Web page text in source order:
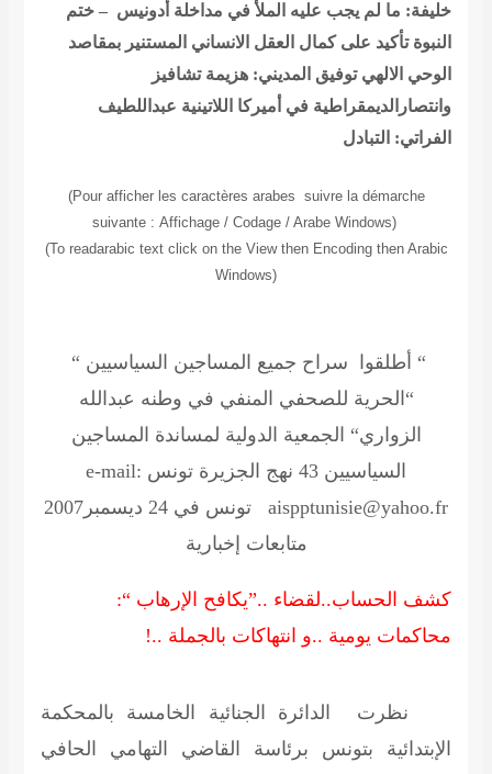
خليفة: ما لم يجب عليه الملأ في مداخلة أدونيس – ختم
النبوة تأكيد على كمال العقل الانساني المستنير بمقاصد
الوحي الالهي توفيق المديني: هزيمة تشافيز
وانتصارالديمقراطية في أميركا اللاتينية عبداللطيف
الفراتي: التبادل
(Pour afficher les caractères arabes suivre la démarche
suivante: Affichage / Codage / Arabe Windows(
(To readarabic text click on the View then Encoding then Arabic
Windows)
“ أطلقوا سراح جميع المساجين السياسيين “
“الحرية للصحفي المنفي في وطنه عبدالله
الزواري“ الجمعية الدولية لمساندة المساجين
السياسيين
43 نهج الجزيرة تونس e-mail:
aispptunisie@yahoo.fr تونس في 24 ديسمبر2007
متابعات إخبارية
كشف الحساب..لقضاء ..”يكافح الإرهاب “:
محاكمات يومية ..و انتهاكات بالجملة ..!
نظرت الدائرة الجنائية الخامسة بالمحكمة
الإبتدائية بتونس برئاسة القاضي التهامي الحافي